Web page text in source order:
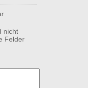
nicht
Felder